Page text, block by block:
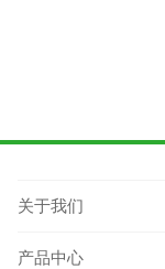
关于我们
产品中心